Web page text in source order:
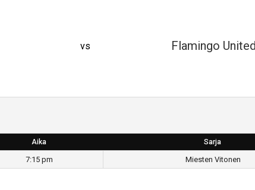
vs Flamingo
Aika Sarja
7:15 pm Miesten Vitonen